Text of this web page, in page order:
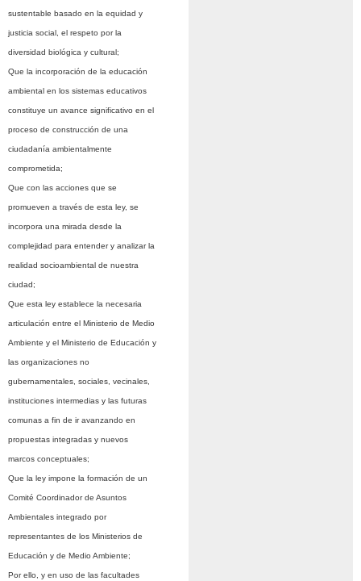
sustentable basado en la equidad y
justicia social, el respeto por la
diversidad biológica y cultural;
Que la incorporación de la educación
ambiental en los sistemas educativos
constituye un avance significativo en el
proceso de construcción de una
ciudadanía ambientalmente
comprometida;
Que con las acciones que se
promueven a través de esta ley, se
incorpora una mirada desde la
complejidad para entender y analizar la
realidad socioambiental de nuestra
ciudad;
Que esta ley establece la necesaria
articulación entre el Ministerio de Medio
Ambiente y el Ministerio de Educación y
las organizaciones no
gubernamentales, sociales, vecinales,
instituciones intermedias y las futuras
comunas a fin de ir avanzando en
propuestas integradas y nuevos
marcos conceptuales;
Que la ley impone la formación de un
Comité Coordinador de Asuntos
Ambientales integrado por
representantes de los Ministerios de
Educación y de Medio Ambiente;
Por ello, y en uso de las facultades